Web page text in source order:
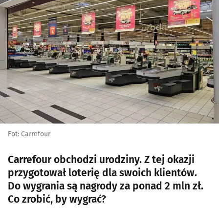
Fot: Carrefour
Carrefour obchodzi urodziny. Z tej okazji
przygotował loterię dla swoich klientów.
Do wygrania są nagrody za ponad 2 mln zł.
Co zrobić, by wygrać?